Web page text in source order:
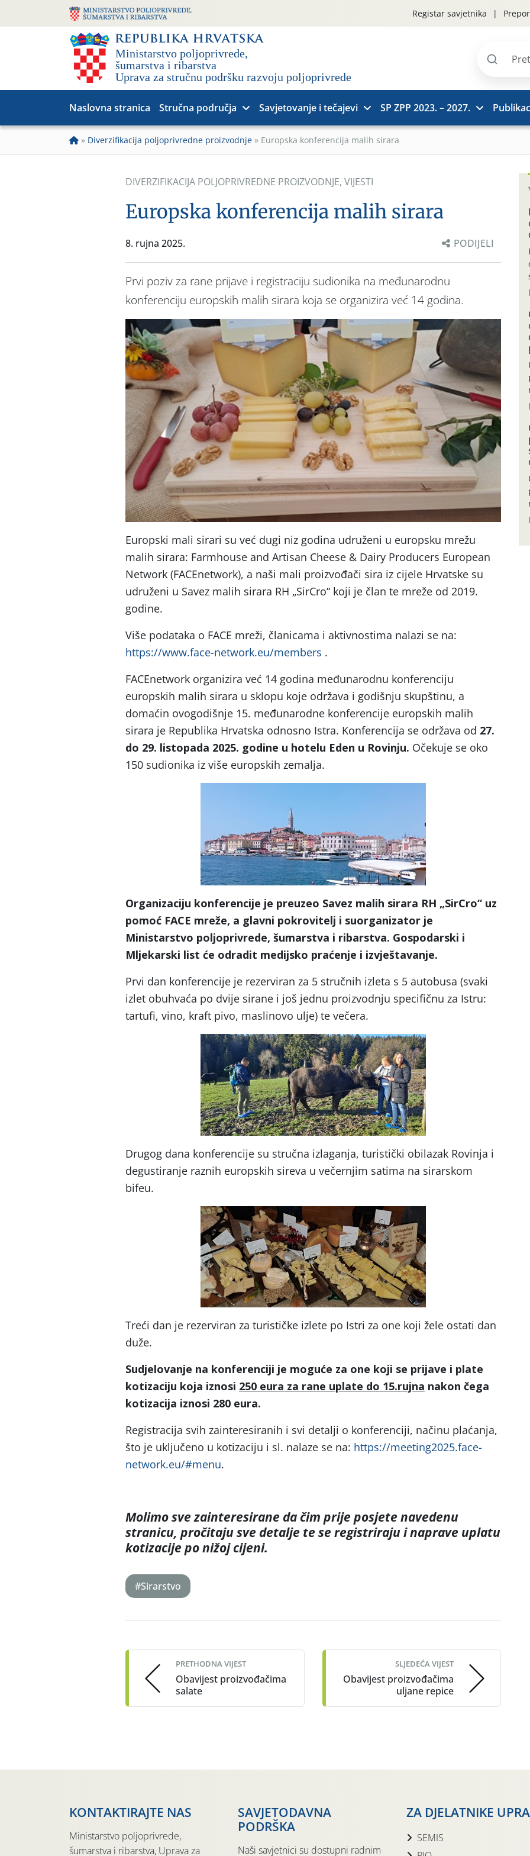
Registar savjetnika
Pretraži
Naslovna stranica Stručna područja Savjetovanje i tečajevi SP ZPP 2023. – 2027.
» Diverzifikacija poljoprivredne proizvodnje » Europska konferencija malih sirara
DIVERZIFIKACIJA POLJOPRIVREDNE PROIZVODNJE, VIJESTI
Europska konferencija malih sirara
8. rujna 2025. PODIJELI
Prvi poziv za rane prijave i registraciju sudionika na međunarodnu
konferenciju europskih malih sirara koja se organizira već 14 godina.
Europski mali sirari su već dugi niz godina udruženi u europsku mrežu
malih sirara: Farmhouse and Artisan Cheese & Dairy Producers European
Network (FACEnetwork), a naši mali proizvođači sira iz cijele Hrvatske su
udruženi u Savez malih sirara RH „SirCro“ koji je član te mreže od 2019.
godine.
Više podataka o FACE mreži, članicama i aktivnostima nalazi se na:
https://www.face-network.eu/members .
FACEnetwork organizira već 14 godina međunarodnu konferenciju
europskih malih sirara u sklopu koje održava i godišnju skupštinu, a
domaćin ovogodišnje 15. međunarodne konferencije europskih malih
sirara je Republika Hrvatska odnosno Istra. Konferencija se održava od 27.
do 29. listopada 2025. godine u hotelu Eden u Rovinju. Očekuje se oko
150 sudionika iz više europskih zemalja.
Organizaciju konferencije je preuzeo Savez malih sirara RH „SirCro“ uz
pomoć FACE mreže, a glavni pokrovitelj i suorganizator je
Ministarstvo poljoprivrede, šumarstva i ribarstva. Gospodarski i
Mljekarski list će odradit medijsko praćenje i izvještavanje.
Prvi dan konferencije je rezerviran za 5 stručnih izleta s 5 autobusa (svaki
izlet obuhvaća po dvije sirane i još jednu proizvodnju specifičnu za Istru:
tartufi, vino, kraft pivo, maslinovo ulje) te večera.
Drugog dana konferencije su stručna izlaganja, turistički obilazak Rovinja i
degustiranje raznih europskih sireva u večernjim satima na sirarskom
bifeu.
Treći dan je rezerviran za turističke izlete po Istri za one koji žele ostati dan
duže.
Sudjelovanje na konferenciji je moguće za one koji se prijave i plate
kotizaciju koja iznosi 250 eura za rane uplate do 15.rujna nakon čega
kotizacija iznosi 280 eura.
Registracija svih zainteresiranih i svi detalji o konferenciji, načinu plaćanja,
što je uključeno u kotizaciju i sl. nalaze se na: https://meeting2025.face-
network.eu/#menu.
Molimo sve zainteresirane da čim prije posjete navedenu
stranicu, pročitaju sve detalje te se registriraju i naprave uplatu
kotizacije po nižoj cijeni.
#Sirarstvo
navigation
PRETHODNA VIJEST
Obavijest proizvođačima
salate
SLJEDEĆA VIJEST
Obavijest proizvođačima
uljane repice
KONTAKTIRAJTE NAS
Ministarstvo poljoprivrede,
šumarstva i ribarstva, Uprava za
SAVJETODAVNA
PODRŠKA
Naši savjetnici su dostupni radnim
ZA DJELATNIKE
SEMIS